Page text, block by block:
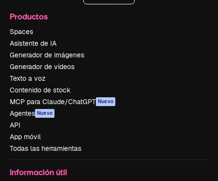
Productos
Spaces
Asistente de IA
Generador de imágenes
Generador de vídeos
Texto a voz
Contenido de stock
MCP para Claude/ChatGPT Nuevo
Agentes Nuevo
API
App móvil
Todas las herramientas
Información útil